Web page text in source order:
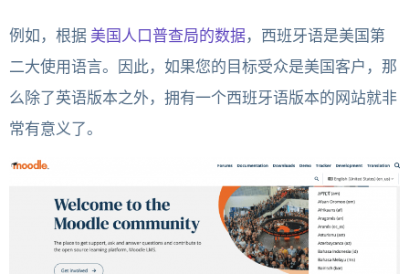
例如，根据 美国人口普查局的数据，西班牙语是美国第
二大使用语言。因此，如果您的目标受众是美国客户，那
么除了英语版本之外，拥有一个西班牙语版本的网站就非
常有意义了。